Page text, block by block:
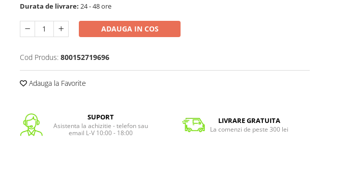
Durata de livrare: 24 - 48 ore
ADAUGA IN COS
Cod Produs: 800152719696
Adauga la Favorite
SUPORT
Asistenta la achizitie - telefon sau
email L-V 10:00 - 18:00
LIVRARE GRATUITA
La comenzi de peste 300 lei